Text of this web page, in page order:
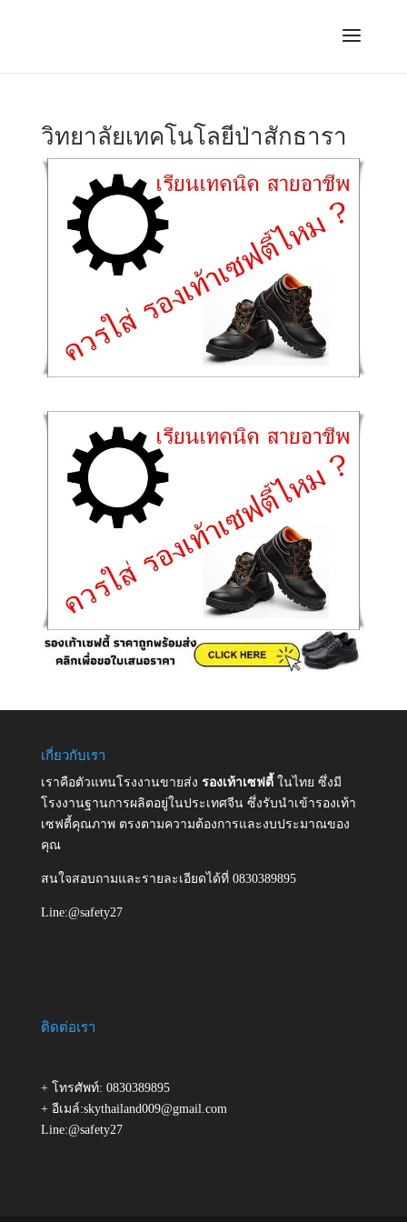
วิทยาลัยเทคโนโลยีป่าสักธารา
เกี่ยวกับเรา
เราคือตัวแทนโรงงานขายส่ง รองเท้าเซฟตี้ ในไทย ซึ่งมี
โรงงานฐานการผลิตอยู่ในประเทศจีน ซึ่งรับนำเข้ารองเท้า
เซฟตี้คุณภาพ ตรงตามความต้องการและงบประมาณของ
คุณ
สนใจสอบถามและรายละเอียดได้ที่ 0830389895
Line:@safety27
ติดต่อเรา
+ โทรศัพท์: 0830389895
+ อีเมล์:skythailand009@gmail.com
Line:@safety27